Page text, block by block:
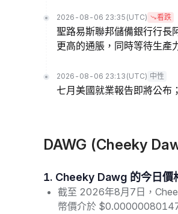
2026-08-06 23:35 (UTC) 看跌
聖路易斯聯邦儲備銀行行長
更高的通脹，同時等待生產
2026-08-06 23:13 (UTC) 中性
七月美國就業報告即將公布
DAWG (Cheeky
1. Cheeky Dawg 的今日價
截至 2026年8月7日，
幣價介於